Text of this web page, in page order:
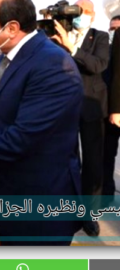
ونظيره